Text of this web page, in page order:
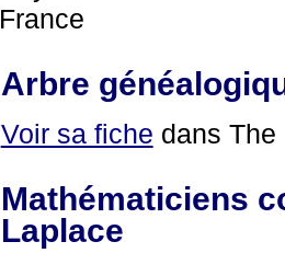
France
Arbre
Voir sa fiche dans
Mathématiciens
Laplace